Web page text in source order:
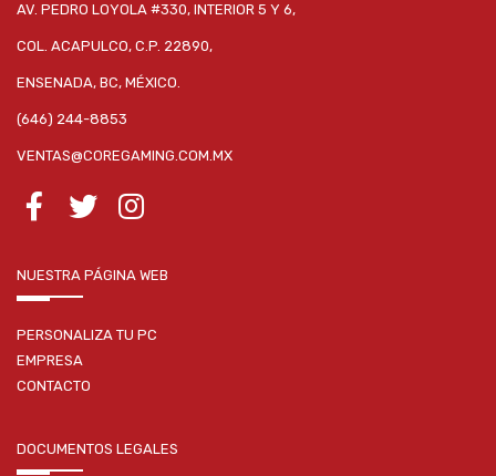
AV. PEDRO LOYOLA #330, INTERIOR 5 Y 6,
COL. ACAPULCO, C.P. 22890,
ENSENADA, BC, MÉXICO.
(646) 244-8853
VENTAS@COREGAMING.COM.MX
NUESTRA PÁGINA WEB
PERSONALIZA TU PC
EMPRESA
CONTACTO
DOCUMENTOS LEGALES